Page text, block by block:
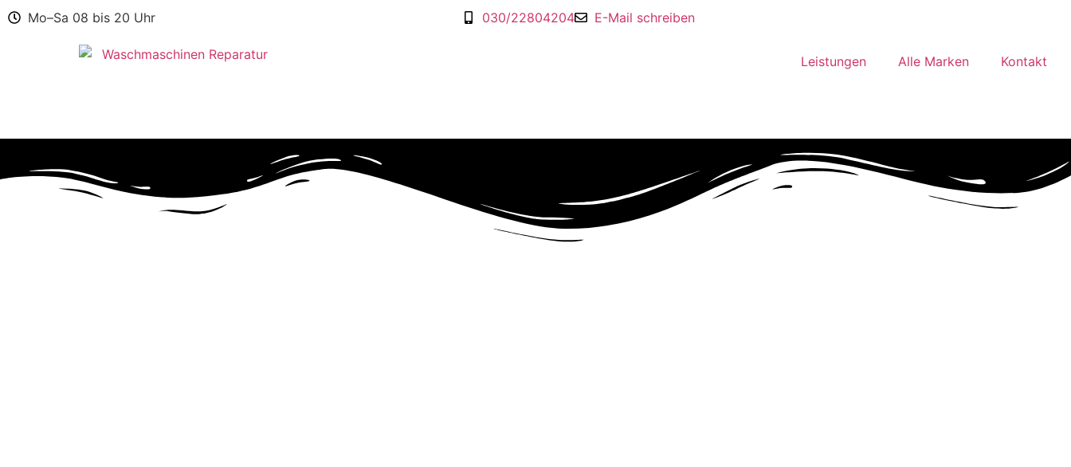
Mo–Sa 08 bis 20 Uhr 030/22804204 E-Mail schreiben
Leistungen Alle Marken Kontakt